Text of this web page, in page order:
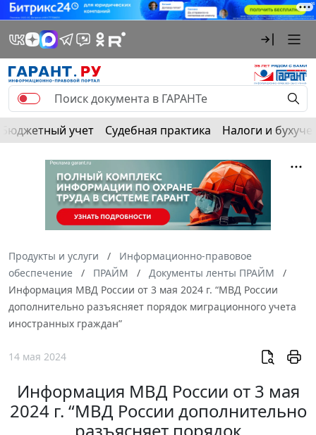
Бюджетный учет Судебная практика Налоги и
Продукты и услуги
Информационно-правовое
обеспечение
ПРАЙМ
Документы ленты ПРАЙМ
Информация МВД России от 3 мая 2024 г. “МВД России
дополнительно разъясняет порядок миграционного учета
иностранных граждан”
14 мая 2024
Информация МВД России от 3 мая
2024 г. “МВД России дополнительно